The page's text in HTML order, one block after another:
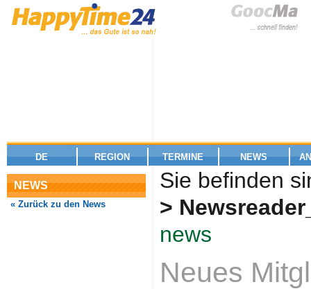
DE REGION TERMINE NEWS
NEWS
« Zurück zu den News
Sie befinden
>
news
Neues